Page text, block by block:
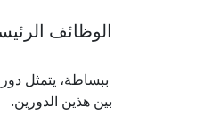
الوظائف
ببساطة، يتمثل
بين هذين الدورين.